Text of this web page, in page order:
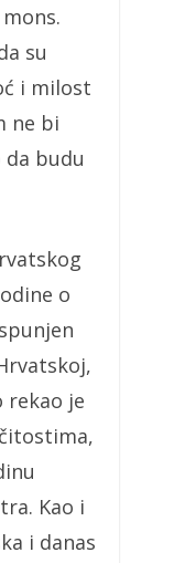
su
i milost
ne bi
budu
o
rekao je
Kao i
i danas